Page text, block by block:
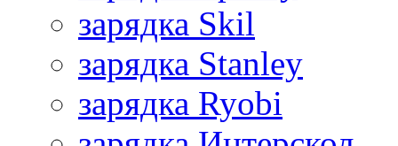
зарядка Skil
зарядка Stanley
зарядка Ryobi